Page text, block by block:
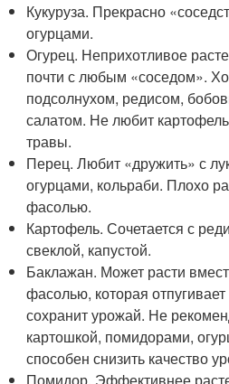
Кукуруза. Прекрасно
огурцами.
Огурец. Неприхотливое
почти с любым «соседом».
подсолнухом, редисом,
салатом. Не любит
травы.
Перец. Любит «дружить» с
огурцами, кольраби. Плохо
фасолью.
Картофель. Сочетается с
свеклой, капустой.
Баклажан. Может расти
фасолью, которая
сохранит урожай. Не
картошкой, помидорами,
способен снизить качество